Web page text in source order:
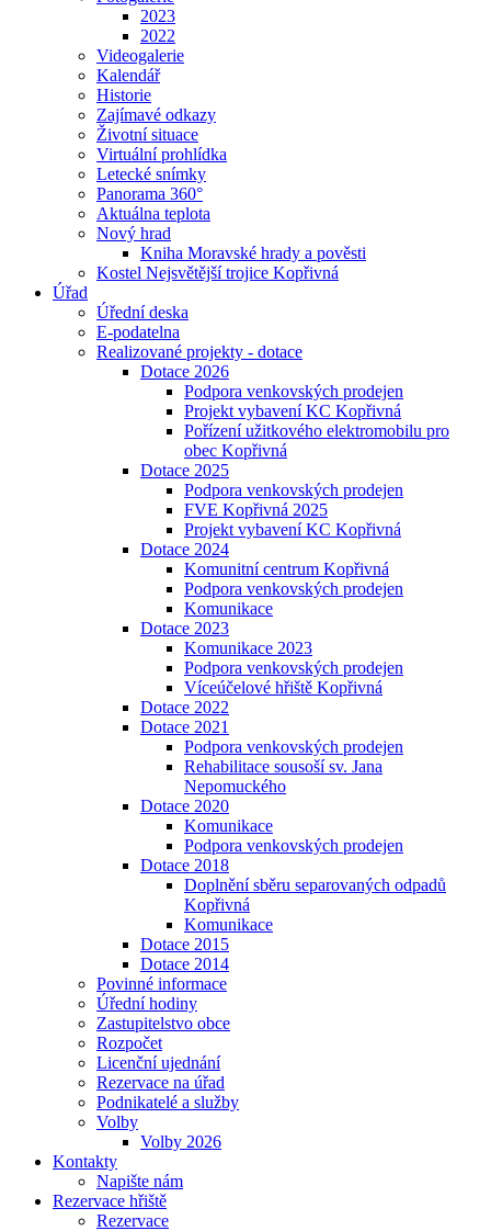
2023
2022
Videogalerie
Kalendář
Historie
Zajímavé odkazy
Životní situace
Virtuální prohlídka
Letecké snímky
Panorama 360°
Aktuálna teplota
Nový hrad
Kniha Moravské hrady a pověsti
Kostel Nejsvětější trojice Kopřivná
Úřad
Úřední deska
E-podatelna
Realizované projekty - dotace
Dotace 2026
Podpora venkovských prodejen
Projekt vybavení KC Kopřivná
Pořízení užitkového elektromobilu pro
obec Kopřivná
Dotace 2025
Podpora venkovských prodejen
FVE Kopřivná 2025
Projekt vybavení KC Kopřivná
Dotace 2024
Komunitní centrum Kopřivná
Podpora venkovských prodejen
Komunikace
Dotace 2023
Komunikace 2023
Podpora venkovských prodejen
Víceúčelové hřiště Kopřivná
Dotace 2022
Dotace 2021
Podpora venkovských prodejen
Rehabilitace sousoší sv. Jana
Nepomuckého
Dotace 2020
Komunikace
Podpora venkovských prodejen
Dotace 2018
Doplnění sběru separovaných odpadů
Kopřivná
Komunikace
Dotace 2015
Dotace 2014
Povinné informace
Úřední hodiny
Zastupitelstvo obce
Rozpočet
Licenční ujednání
Rezervace na úřad
Podnikatelé a služby
Volby
Volby 2026
Kontakty
Napište nám
Rezervace hřiště
Rezervace